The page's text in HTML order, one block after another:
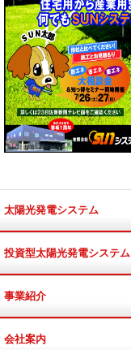
太陽光発電システム
投資型太陽光発電システム
事業紹介
会社案内